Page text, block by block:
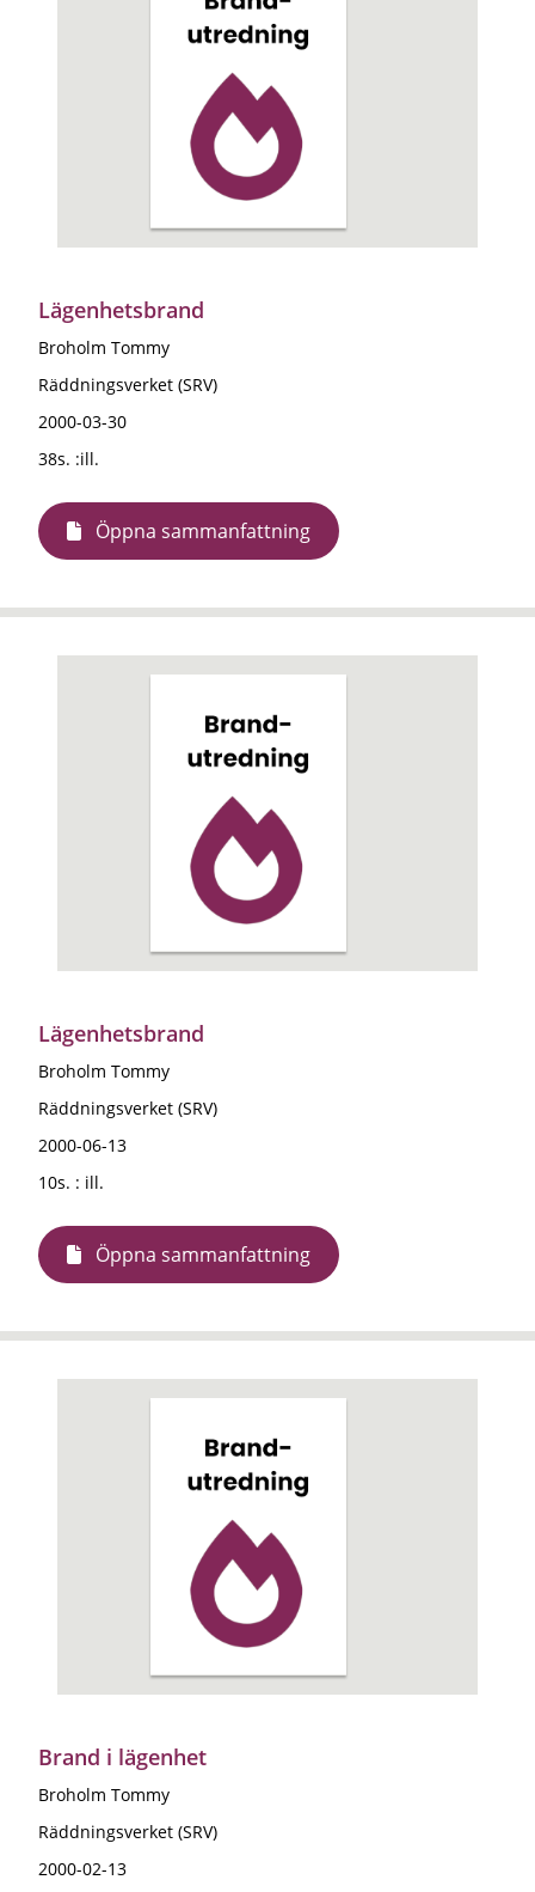
Lägenhetsbrand
Broholm Tommy
Räddningsverket (SRV)
2000-03-30
38s. :ill.
Öppna sammanfattning
Lägenhetsbrand
Broholm Tommy
Räddningsverket (SRV)
2000-06-13
10s. : ill.
Öppna sammanfattning
Brand i lägenhet
Broholm Tommy
Räddningsverket (SRV)
2000-02-13